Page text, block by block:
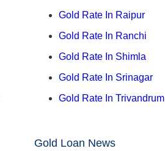
Gold Rate In Raipur
Gold Rate In Ranchi
Gold Rate In Shimla
Gold Rate In Srinagar
Gold Rate In Trivandrum
Gold Loan News